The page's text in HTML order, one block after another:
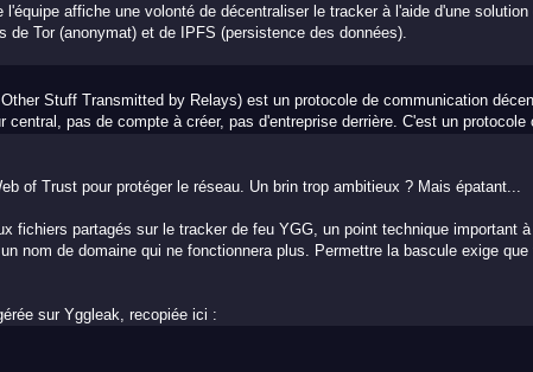
l'équipe affiche une volonté de décentraliser le tracker à l'aide d'une
de Tor (anonymat) et de IPFS (persistence des données).
Stuff Transmitted by Relays) est un protocole de communication
central, pas de compte à créer, pas d'entreprise derrière. C'est un
of Trust pour protéger le réseau. Un brin trop ambitieux ? Mais épatant...
fichiers partagés sur le tracker de feu YGG, un point technique important
nom de domaine qui ne fonctionnera plus. Permettre la bascule exige
sur Yggleak, recopiée ici :